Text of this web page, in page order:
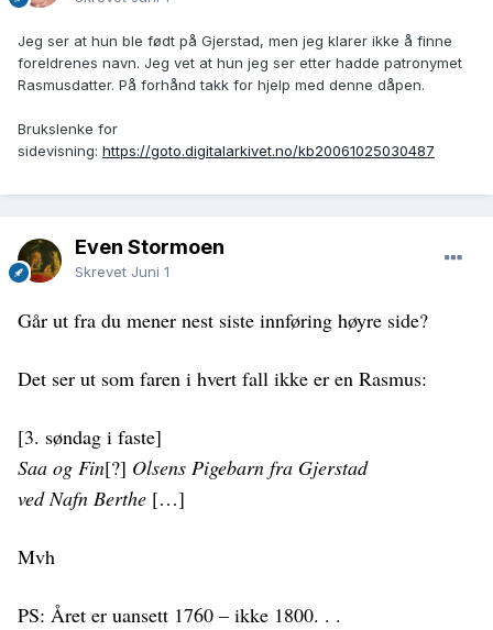
Jeg ser at hun ble født på Gjerstad, men jeg klarer ikke å finne
foreldrenes navn. Jeg vet at hun jeg ser etter hadde patronymet
Rasmusdatter. På forhånd takk for hjelp med denne dåpen.
Brukslenke for
sidevisning: https://goto.digitalarkivet.no/kb20061025030487
Even Stormoen
Skrevet Juni 1
Går ut fra du mener nest siste innføring høyre side?
Det ser ut som faren i hvert fall ikke er en Rasmus:
[3. søndag i faste]
Saa og Fin[?] Olsens Pigebarn fra Gjerstad
ved Nafn Berthe […]
Mvh
PS: Året er uansett 1760 – ikke 1800. . .